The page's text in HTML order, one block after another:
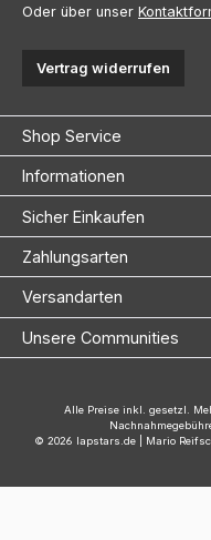
Oder über unser
Vertrag widerrufen
Shop Service
Informationen
Sicher Einkaufen
Zahlungsarten
Versandarten
Unsere Communities
Alle Preise inkl. gesetzl.
© 2026 lapstars.de | Mario